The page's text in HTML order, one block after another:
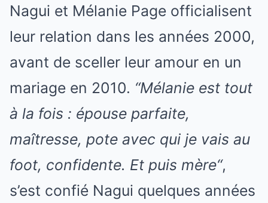
Nagui et Mélanie Page officialisent
leur relation dans les années 2000,
avant de sceller leur amour en un
mariage en 2010. “Mélanie est tout
à la fois : épouse parfaite,
maîtresse, pote avec qui je vais au
foot, confidente. Et puis mère“,
s’est confié Nagui quelques années